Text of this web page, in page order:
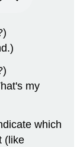
my
which
(like